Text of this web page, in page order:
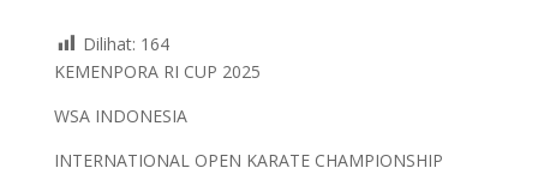
Dilihat: 164
KEMENPORA RI CUP 2025
WSA INDONESIA
INTERNATIONAL OPEN KARATE CHAMPIONSHIP